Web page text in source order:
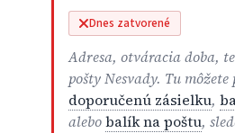
Dnes zatvorené
Adresa, otváracia doba,
pošty Nesvady. Tu
doporučenú zásielku,
alebobalík na poštu,